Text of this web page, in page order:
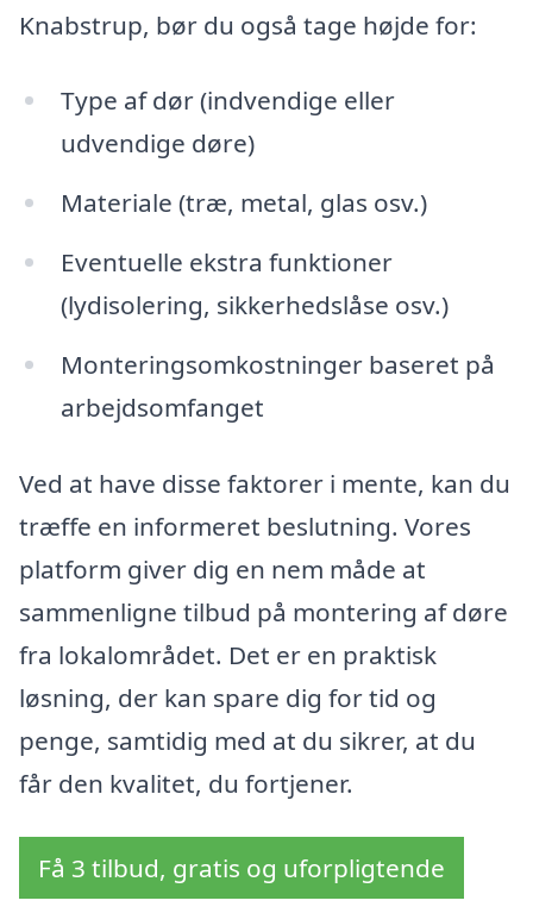
Knabstrup, bør du også tage højde for:
Type af dør (indvendige eller
udvendige døre)
Materiale (træ, metal, glas osv.)
Eventuelle ekstra funktioner
(lydisolering, sikkerhedslåse osv.)
Monteringsomkostninger baseret på
arbejdsomfanget
Ved at have disse faktorer i mente, kan du
træffe en informeret beslutning. Vores
platform giver dig en nem måde at
sammenligne tilbud på montering af døre
fra lokalområdet. Det er en praktisk
løsning, der kan spare dig for tid og
penge, samtidig med at du sikrer, at du
får den kvalitet, du fortjener.
Få 3 tilbud, gratis og uforpligtende